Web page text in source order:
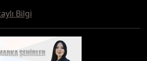
Bilgi